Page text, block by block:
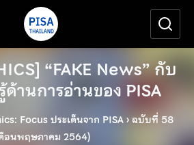
“FAKE News” กับ
านการอ่านของ PISA
Focus ประเด็นจาก PISA›ฉบับที่ 58
อนพฤษภาคม 2564)